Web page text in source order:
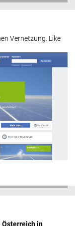
Vernetzung. Like
Österreich in